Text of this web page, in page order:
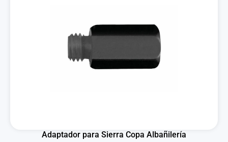
Adaptador para Sierra Copa Albañilería